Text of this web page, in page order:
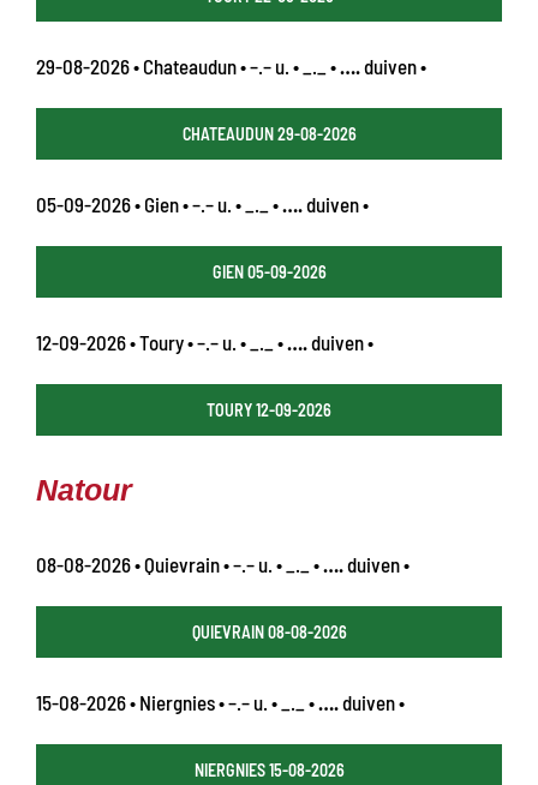
29-08-2026 • Chateaudun • –.– u. • _._ •….duiven •
CHATEAUDUN 29-08-2026
05-09-2026 • Gien • –.– u. • _._ •….duiven •
GIEN 05-09-2026
12-09-2026 • Toury • –.– u. • _._ •….duiven •
TOURY 12-09-2026
Natour
08-08-2026 • Quievrain • –.– u. • _._ •….duiven •
QUIEVRAIN 08-08-2026
15-08-2026 • Niergnies • –.– u. • _._ •….duiven •
NIERGNIES 15-08-2026